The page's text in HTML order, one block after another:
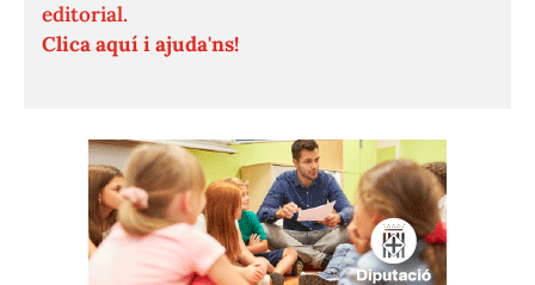
editorial.
Clica aquí i ajuda'ns!